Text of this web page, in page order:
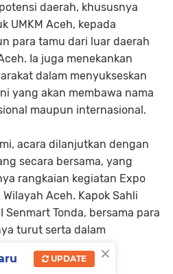
daerah, khususnya
UMKM Aceh, kepada
para tamu dari luar daerah
Ia juga menekankan
dalam menyukseskan
yang akan membawa nama
maupun internasional.
acara dilanjutkan dengan
secara bersama, yang
rangkaian kegiatan Expo
Aceh. Kapok Sahli
Senmart Tonda, bersama para
turut serta dalam
×
UPDATE